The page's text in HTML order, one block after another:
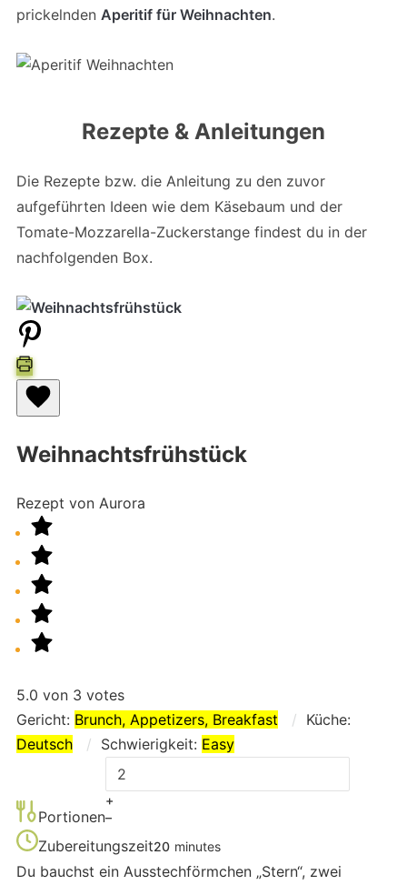
prickelnden Aperitif für Weihnachten.
Rezepte & Anleitungen
Die Rezepte bzw. die Anleitung zu den zuvor
aufgeführten Ideen wie dem Käsebaum und der
Tomate-Mozzarella-Zuckerstange findest du in der
nachfolgenden Box.
Weihnachtsfrühstück
Rezept von Aurora
5.0 von 3 votes
Gericht: Brunch, Appetizers, Breakfast
Küche:
Deutsch
Schwierigkeit: Easy
Portionen
servings
+
–
Zubereitungszeit20 minutes
Du bauchst ein Ausstechförmchen „Stern“, zwei